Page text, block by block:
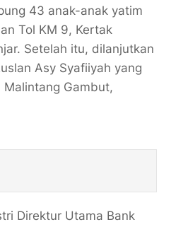
43 anak-anak yatim
Tol KM 9, Kertak
Setelah itu, dilanjutkan
Asy Syafiiyah yang
Malintang Gambut,
Direktur Utama Bank